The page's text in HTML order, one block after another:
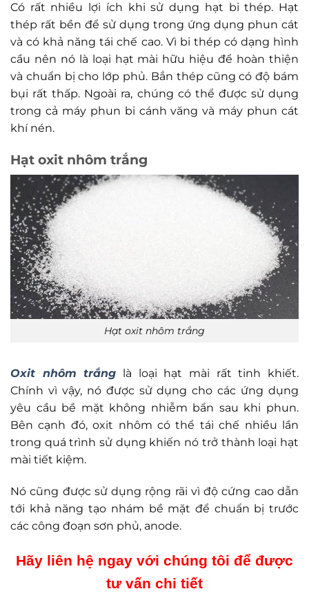
Có rất nhiều lợi ích khi sử dụng hạt bi thép. Hạt
thép rất bền để sử dụng trong ứng dụng phun cát
và có khả năng tái chế cao. Vì bi thép có dạng hình
cầu nên nó là loại hạt mài hữu hiệu để hoàn thiện
và chuẩn bị cho lớp phủ. Bắn thép cũng có độ bám
bụi rất thấp. Ngoài ra, chúng có thể được sử dụng
trong cả máy phun bi cánh văng và máy phun cát
khí nén.
Hạt oxit nhôm trắng
Hạt oxit nhôm trắng
Oxit nhôm trắng là loại hạt mài rất tinh khiết.
Chính vì vậy, nó được sử dụng cho các ứng dụng
yêu cầu bề mặt không nhiễm bẩn sau khi phun.
Bên cạnh đó, oxit nhôm có thể tái chế nhiều lần
trong quá trình sử dụng khiến nó trở thành loại hạt
mài tiết kiệm.
Nó cũng được sử dụng rộng rãi vì độ cứng cao dẫn
tới khả năng tạo nhám bề mặt để chuẩn bị trước
các công đoạn sơn phủ, anode.
Hãy liên hệ ngay với chúng tôi để được
tư vấn chi tiết